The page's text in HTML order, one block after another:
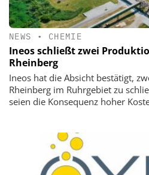
NEWS • CHEMIE
Ineos schließt zwei
Rheinberg
Ineos hat die Absicht bestätigt,
Rheinberg im Ruhrgebiet zu
seien die Konsequenz hoher